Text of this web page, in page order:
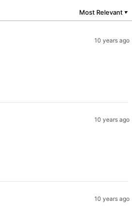
Most Relevant ▼
10 years ago
10 years ago
10 years ago